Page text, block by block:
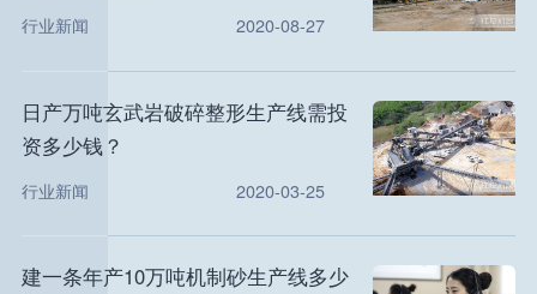
行业新闻 2020-08-27
日产万吨玄武岩破碎整形生产线需投
资多少钱？
行业新闻 2020-03-25
建一条年产10万吨机制砂生产线多少